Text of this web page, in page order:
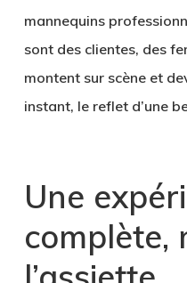
mannequins
sont des clientes, des
montent sur scène et
instant, le reflet d’une
Une
complète,